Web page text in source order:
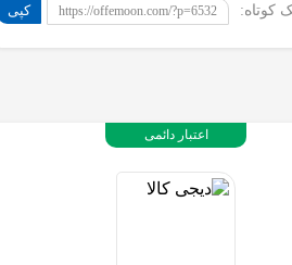
کوتاه: https://offemoon.com/?p=6532 کپی
اعتبار دائمی